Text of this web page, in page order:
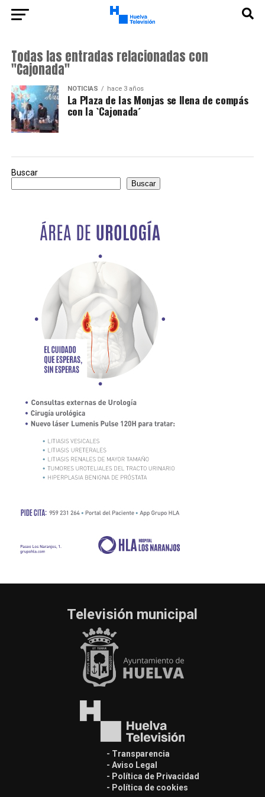
Todas las entradas relacionadas con
"Cajonada"
NOTICIAS hace 3 años
La Plaza de las Monjas se llena de compás
con la `Cajonada´
Buscar
Buscar
Televisión municipal
- Transparencia
- Aviso Legal
- Política de Privacidad
- Política de cookies